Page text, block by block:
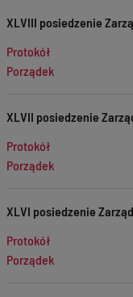
XLVIII posiedzenie
Protokół
Porządek
XLVII posiedzenie
Protokół
Porządek
XLVI posiedzenie
Protokół
Porządek